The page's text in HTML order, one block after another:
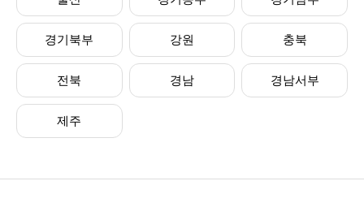
경기북부 강원 충북
전북 경남 경남서부
제주